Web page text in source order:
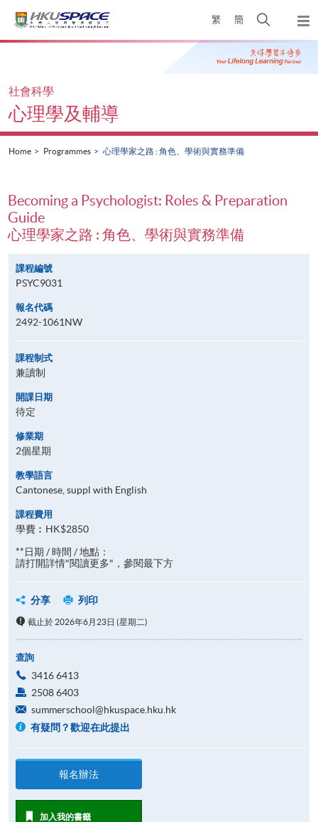
繁 簡
Open
search
panel
Main
社會科學
心理學及輔導
Home Programmes 心理學家之路 : 角色、學術與實務準備
Becoming a Psychologist: Roles & Preparation
Guide
心理學家之路 : 角色、學術與實務準備
課程編號
PSYC9031
報名代碼
2492-1061NW
課程制式
兼讀制
開課日期
待定
修業期
2個星期
教學語言
Cantonese, suppl with English
課程費用
學費︰HK$2850
**日期 / 時間 / 地點：
請打開詳情"閱讀更多"，參閱最下方
分享 列印
截止於 2026年6月23日 (星期二)
查詢
3416 6413
2508 6403
summerschool@hkuspace.hku.hk
有疑問？歡迎在此提出
報名辦法
加入我的書籤